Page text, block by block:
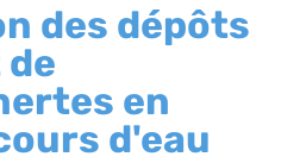
des dépôts
en
d'eau